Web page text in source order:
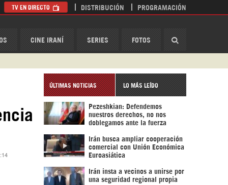
CINE IRANÍ SERIES FOTOS
TV EN DIRECTO DISTRIBUCIÓN PROGRAMACIÓN
ÚLTIMAS NOTICIAS LO MÁS LEÍDO
Pezeshkian: Defendemos
nuestros derechos, no nos
doblegamos ante la fuerza
Irán busca ampliar cooperación
comercial con Unión Económica
Euroasiática
Irán insta a vecinos a unirse por
una seguridad regional propia